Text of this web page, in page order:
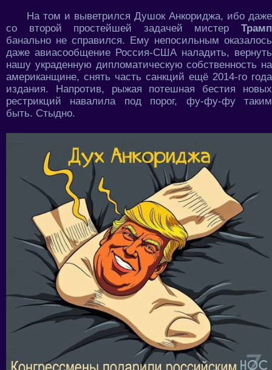
На том и выветрился Душок Анкориджа, ибо даже
со второй простейшей задачей мистер Трамп
банально не справился. Ему непосильным оказалось
даже авиасообщение Россия-США наладить, вернуть
нашу украденную дипломатическую собственность на
американщине, снять часть санкций ещё 2014-го года
издания. Напротив, рыжая потешная бестия новых
рестрикций навалила под порог, фу-фу-фу таким
быть. Стыдно.